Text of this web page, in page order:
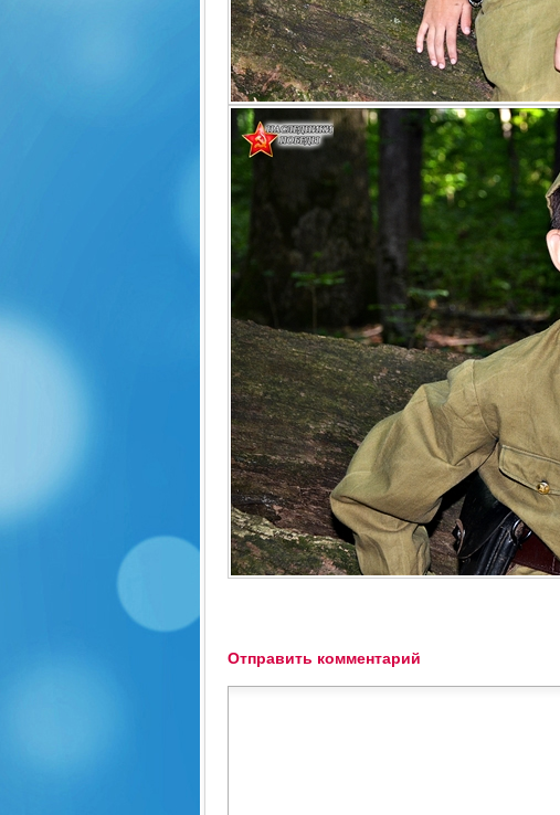
Отправить комментарий